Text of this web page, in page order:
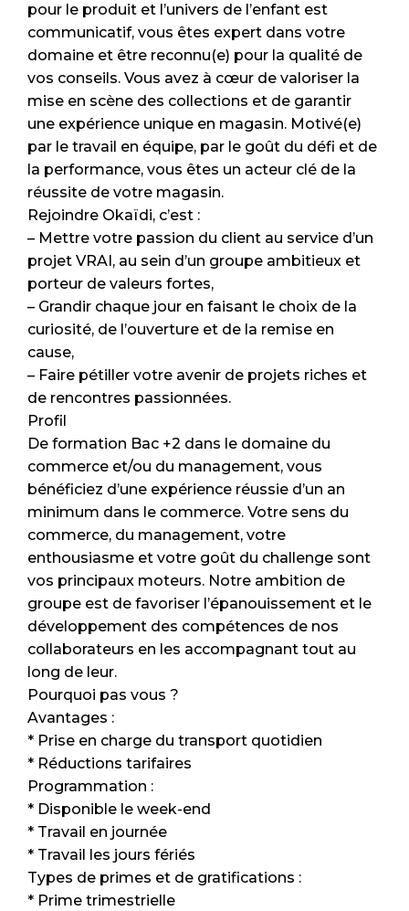
pour le produit et l’univers de l’enfant est
communicatif, vous êtes expert dans votre
domaine et être reconnu(e) pour la qualité de
vos conseils. Vous avez à cœur de valoriser la
mise en scène des collections et de garantir
une expérience unique en magasin. Motivé(e)
par le travail en équipe, par le goût du défi et de
la performance, vous êtes un acteur clé de la
réussite de votre magasin.
Rejoindre Okaïdi, c’est :
– Mettre votre passion du client au service d’un
projet VRAI, au sein d’un groupe ambitieux et
porteur de valeurs fortes,
– Grandir chaque jour en faisant le choix de la
curiosité, de l’ouverture et de la remise en
cause,
– Faire pétiller votre avenir de projets riches et
de rencontres passionnées.
Profil
De formation Bac +2 dans le domaine du
commerce et/ou du management, vous
bénéficiez d’une expérience réussie d’un an
minimum dans le commerce. Votre sens du
commerce, du management, votre
enthousiasme et votre goût du challenge sont
vos principaux moteurs. Notre ambition de
groupe est de favoriser l’épanouissement et le
développement des compétences de nos
collaborateurs en les accompagnant tout au
long de leur.
Pourquoi pas vous ?
Avantages :
* Prise en charge du transport quotidien
* Réductions tarifaires
Programmation :
* Disponible le week-end
* Travail en journée
* Travail les jours fériés
Types de primes et de gratifications :
* Prime trimestrielle